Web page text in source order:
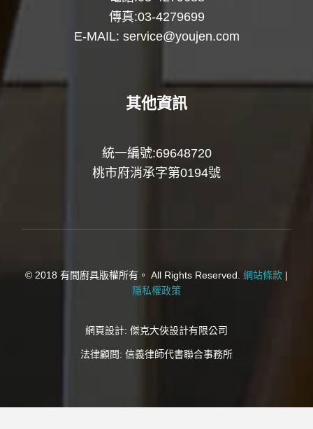
傳真:03-4279699
E-MAIL: service@youjen.com
其他資訊
統一編號:69648720
桃市府消承字第0194號
© 2018 有間廚具版權所有。 All Rights Reserved. 網站條款 |
隱私權政策
網頁設計: 傑克大俠設計有限公司
法律顧問: 信義律師代書聯合事務所